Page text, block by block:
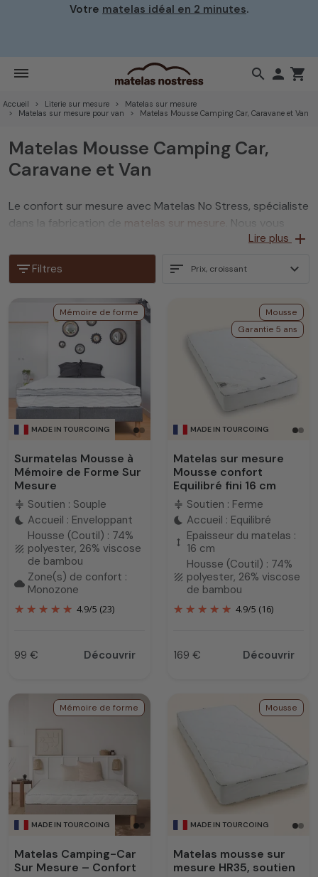
Votre matelas idéal en 2 minutes.
search  shopping_cart
Accueil Literie sur mesure
Matelas sur mesure
Matelas sur mesure pour van
Matelas Mousse Camping Car, Caravane et Van
Matelas Mousse Camping Car,
Caravane et Van
Le confort sur mesure avec Matelas No Stress, spécialiste
dans la fabrication de matelas sur mesure . Nous vous
proposons une gamme de matelas couchette sur mesure
en mousse de grande qualité, idéal pour un
camping-car, caravane et camion
durable.
Lire plus add
filter_list Filtres sort Prix, croissant expand_more
MADE IN TOURCOING
Mémoire de forme
Surmatelas Mousse à
Mémoire de Forme Sur
Mesure
compress Soutien : Souple
bedtime Accueil : Enveloppant
texture
Housse (Coutil) : 74%
polyester, 26% viscose
de bambou
cloud Zone(s) de confort :
Monozone
4.9/5 (23)
Prix
99 € Découvrir
MADE IN TOURCOING
Mousse
Garantie 5 ans
Matelas sur mesure
Mousse confort
Equilibré fini 16 cm
compress Soutien : Ferme
bedtime Accueil : Equilibré
height
Epaisseur du matelas :
16 cm
texture
Housse (Coutil) : 74%
polyester, 26% viscose
de bambou
4.9/5 (16)
Prix
169 € Découvrir
MADE IN TOURCOING
Mémoire de forme
Matelas Camping-Car
Sur Mesure – Confort
MADE IN TOURCOING
Mousse
Matelas mousse sur
mesure HR35, soutien